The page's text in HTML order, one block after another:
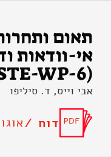
תאום
אי-וודאות
(STE-WP-6)
אבי וייס, ד. סיליפו
דוח /